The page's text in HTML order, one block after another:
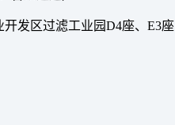
发区过滤工业园D4座、E3座